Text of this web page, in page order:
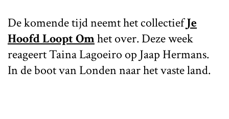
De komende tijd neemt het collectiefJe
Hoofd Loopt Omhet over. Deze week
reageert Taina Lagoeiro op Jaap Hermans.
In de boot van Londen naar het vaste land.